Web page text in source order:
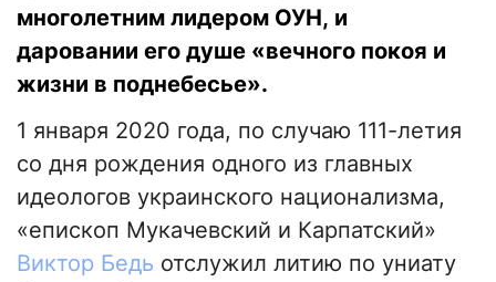
многолетним лидером ОУН, и
даровании его душе «вечного покоя и
жизни в поднебесье».
1 января 2020 года, по случаю 111-летия
со дня рождения одного из главных
идеологов украинского национализма,
«епископ Мукачевский и Карпатский»
Виктор Бедь отслужил литию по униату